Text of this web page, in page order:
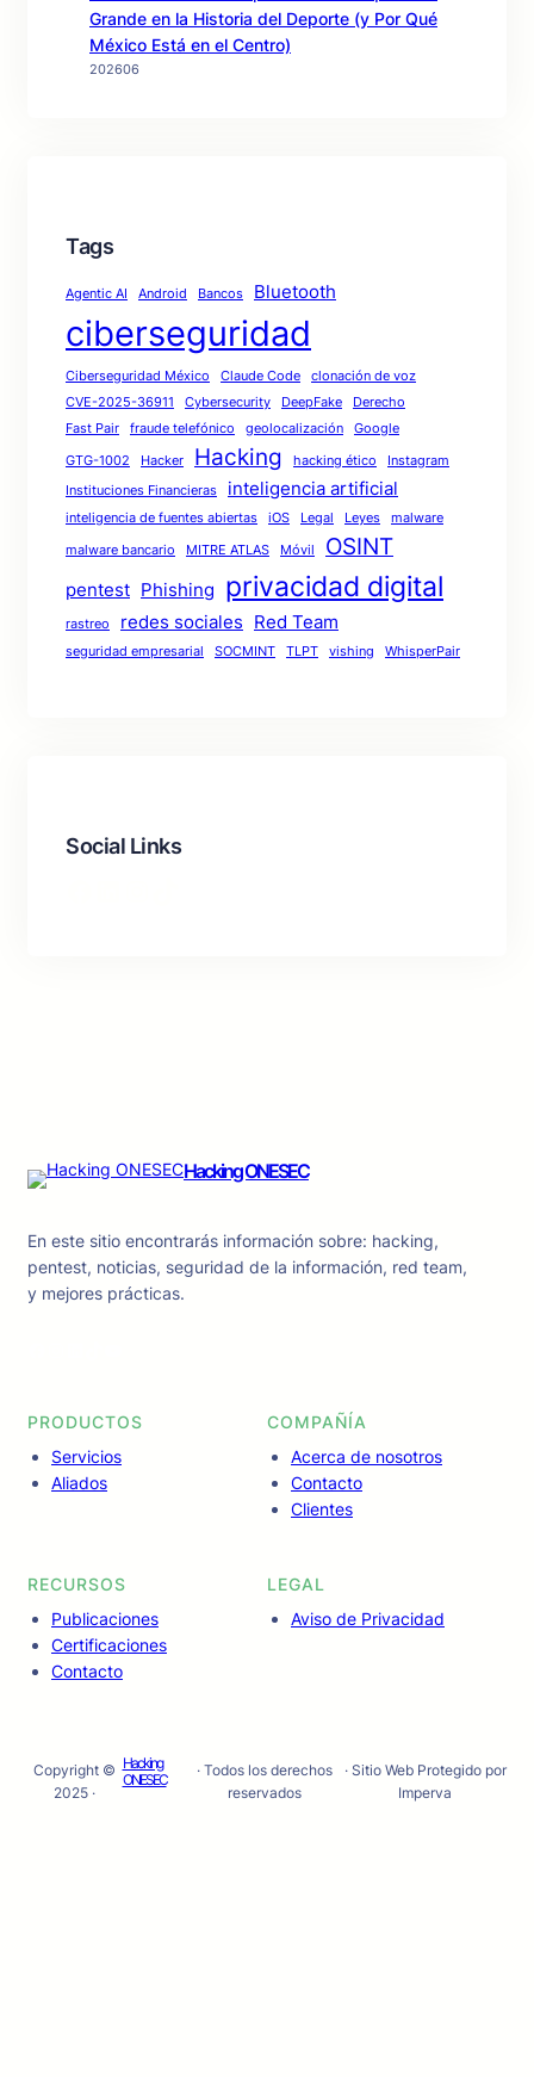
Grande en la Historia del Deporte (y Por Qué
México Está en el Centro)
202606
Tags
Agentic AI Android Bancos Bluetooth
ciberseguridad
Ciberseguridad México Claude Code
clonación de voz
CVE-2025-36911
Cybersecurity DeepFake
Derecho
Fast Pair
fraude telefónico geolocalización Google
GTG-1002 Hacker Hacking hacking ético
Instagram
Instituciones Financieras
inteligencia artificial
inteligencia de fuentes abiertas iOS Legal Leyes malware
malware bancario MITRE ATLAS Móvil OSINT
pentest Phishing privacidad digital
rastreo redes sociales Red Team
seguridad empresarial SOCMINT TLPT vishing WhisperPair
Social Links
Hacking ONESEC
En este sitio encontrarás información sobre: hacking,
pentest, noticias, seguridad de la información, red team,
y mejores prácticas.
PRODUCTOS
Servicios
Aliados
COMPAÑÍA
Acerca de nosotros
Contacto
Clientes
RECURSOS
Publicaciones
Certificaciones
Contacto
LEGAL
Aviso de Privacidad
Copyright ©
2025 ·
Hacking
ONESEC
· Todos los derechos
reservados
· Sitio Web Protegido por
Imperva